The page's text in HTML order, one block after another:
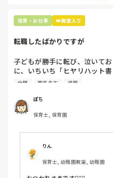
保育・お仕事 👑殿堂入り
転職したばかりですが
子どもが勝手に転び、泣いて
に、いちいち「ヒヤリハット書
と書かされ
（そう言う本人は書かない）
しかも、上司に↑この内容でも
ちゃんと考えて対策を練って
呼ばれて一緒に対策を考えさ
これだけで30〜40分拘束され
休憩 園長先生 退職
ぽち
保育士, 保育園
りん
保育士, 幼稚園教諭, 幼稚園